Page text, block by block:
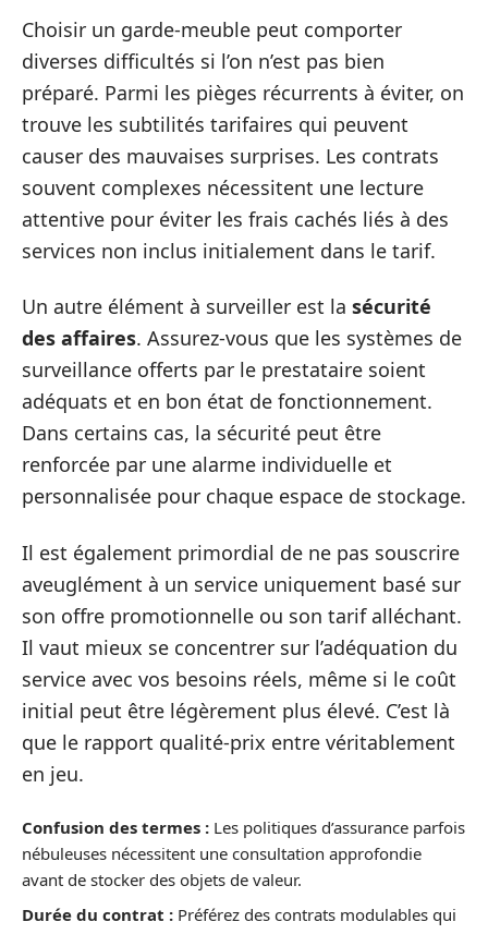
Choisir un garde-meuble peut comporter
diverses difficultés si l’on n’est pas bien
préparé. Parmi les pièges récurrents à éviter, on
trouve les subtilités tarifaires qui peuvent
causer des mauvaises surprises. Les contrats
souvent complexes nécessitent une lecture
attentive pour éviter les frais cachés liés à des
services non inclus initialement dans le tarif.
Un autre élément à surveiller est la sécurité
des affaires. Assurez-vous que les systèmes de
surveillance offerts par le prestataire soient
adéquats et en bon état de fonctionnement.
Dans certains cas, la sécurité peut être
renforcée par une alarme individuelle et
personnalisée pour chaque espace de stockage.
Il est également primordial de ne pas souscrire
aveuglément à un service uniquement basé sur
son offre promotionnelle ou son tarif alléchant.
Il vaut mieux se concentrer sur l’adéquation du
service avec vos besoins réels, même si le coût
initial peut être légèrement plus élevé. C’est là
que le rapport qualité-prix entre véritablement
en jeu.
Confusion des termes : Les politiques d’assurance parfois
nébuleuses nécessitent une consultation approfondie
avant de stocker des objets de valeur.
Durée du contrat : Préférez des contrats modulables qui